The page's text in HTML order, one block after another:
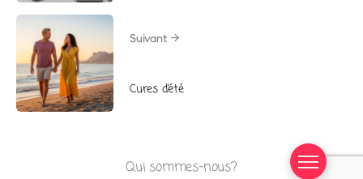
Suivant
Cures d’été
Qui sommes-nous?